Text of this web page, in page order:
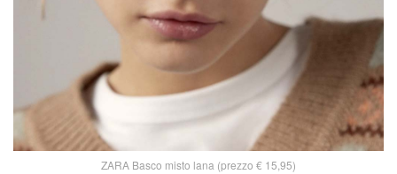
ZARA Basco misto lana (prezzo € 15,95)